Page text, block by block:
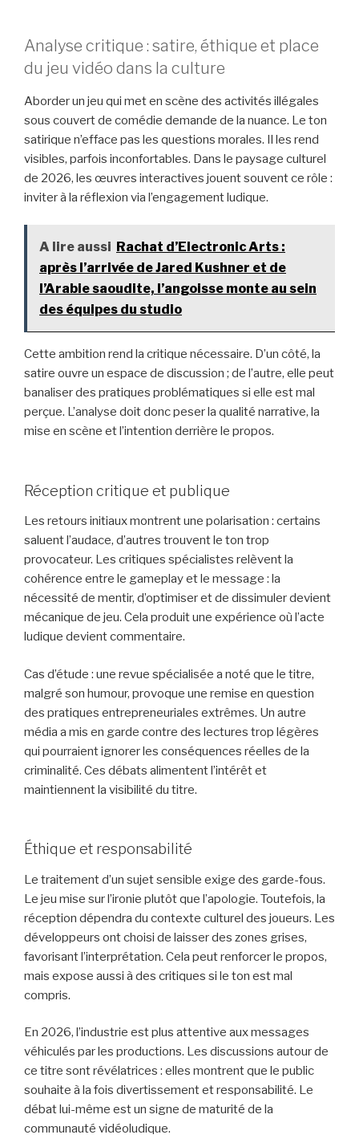
Analyse critique : satire, éthique et place
du jeu vidéo dans la culture
Aborder un jeu qui met en scène des activités illégales
sous couvert de comédie demande de la nuance. Le ton
satirique n’efface pas les questions morales. Il les rend
visibles, parfois inconfortables. Dans le paysage culturel
de 2026, les œuvres interactives jouent souvent ce rôle :
inviter à la réflexion via l’engagement ludique.
A lire aussi Rachat d’Electronic Arts :
après l’arrivée de Jared Kushner et de
l’Arabie saoudite, l’angoisse monte au sein
des équipes du studio
Cette ambition rend la critique nécessaire. D’un côté, la
satire ouvre un espace de discussion ; de l’autre, elle peut
banaliser des pratiques problématiques si elle est mal
perçue. L’analyse doit donc peser la qualité narrative, la
mise en scène et l’intention derrière le propos.
Réception critique et publique
Les retours initiaux montrent une polarisation : certains
saluent l’audace, d’autres trouvent le ton trop
provocateur. Les critiques spécialistes relèvent la
cohérence entre le gameplay et le message : la
nécessité de mentir, d’optimiser et de dissimuler devient
mécanique de jeu. Cela produit une expérience où l’acte
ludique devient commentaire.
Cas d’étude : une revue spécialisée a noté que le titre,
malgré son humour, provoque une remise en question
des pratiques entrepreneuriales extrêmes. Un autre
média a mis en garde contre des lectures trop légères
qui pourraient ignorer les conséquences réelles de la
criminalité. Ces débats alimentent l’intérêt et
maintiennent la visibilité du titre.
Éthique et responsabilité
Le traitement d’un sujet sensible exige des garde-fous.
Le jeu mise sur l’ironie plutôt que l’apologie. Toutefois, la
réception dépendra du contexte culturel des joueurs. Les
développeurs ont choisi de laisser des zones grises,
favorisant l’interprétation. Cela peut renforcer le propos,
mais expose aussi à des critiques si le ton est mal
compris.
En 2026, l’industrie est plus attentive aux messages
véhiculés par les productions. Les discussions autour de
ce titre sont révélatrices : elles montrent que le public
souhaite à la fois divertissement et responsabilité. Le
débat lui-même est un signe de maturité de la
communauté vidéoludique.